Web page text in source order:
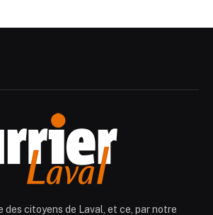
des citoyens de Laval, et ce, par notre